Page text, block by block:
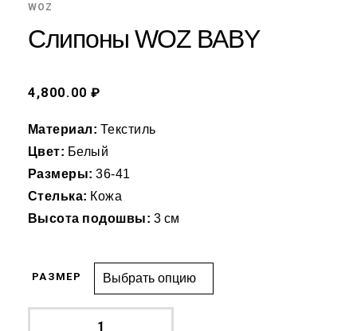
WOZ
Слипоны WOZ BABY
4,800.00 ₽
Материал: Текстиль
Цвет: Белый
Размеры:36-41
Стелька: Кожа
Высота подошвы: 3 см
РАЗМЕР